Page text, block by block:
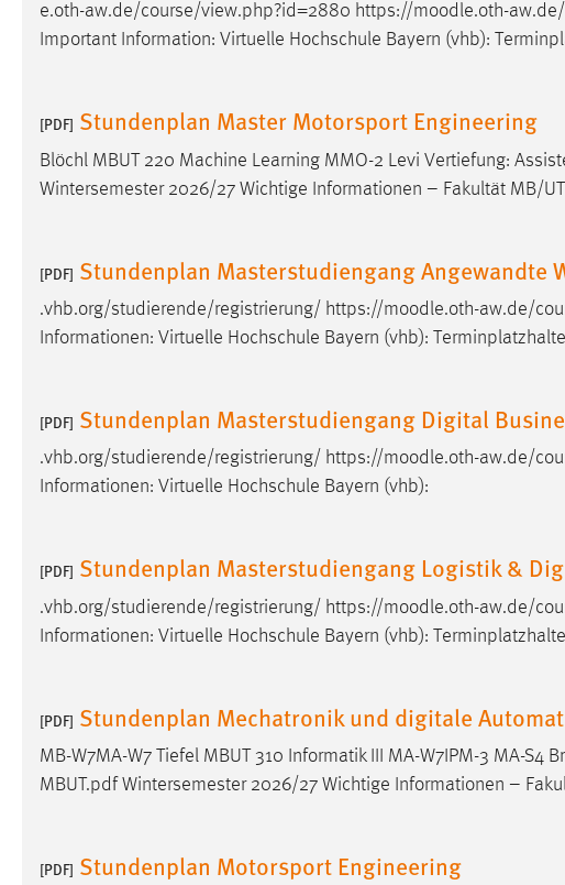
e.oth-aw.de/course/view.php?id=2880 https://moodle.oth-
Important Information: Virtuelle Hochschule Bayern (vhb):
[PDF] Stundenplan Master Motorsport Engineering
Blöchl MBUT 220 Machine Learning MMO-2 Levi Vertiefung:
Wintersemester 2026/27 Wichtige Informationen – Fakultät MB/
[PDF] Stundenplan Masterstudiengang Angewandte
.vhb.org/studierende/registrierung/ https://moodle.oth-aw.de/
Informationen: Virtuelle Hochschule Bayern (vhb):
[PDF] Stundenplan Masterstudiengang Digital
.vhb.org/studierende/registrierung/ https://moodle.oth-aw.de/
Informationen: Virtuelle Hochschule Bayern (vhb):
[PDF] Stundenplan Masterstudiengang Logistik &
.vhb.org/studierende/registrierung/ https://moodle.oth-aw.de/
Informationen: Virtuelle Hochschule Bayern (vhb):
[PDF] Stundenplan Mechatronik und digitale
MB-W7MA-W7 Tiefel MBUT 310 Informatik III MA-W7IPM-3 MA-S4
MBUT.pdf Wintersemester 2026/27 Wichtige Informationen –
[PDF] Stundenplan Motorsport Engineering
Name:
Zweck: Conversion-Tracking
Cookie Laufzeit: 3 Monate
Name: _fbp
Anbieter: Facebook
Zweck: Conversion-Tracking
EXTERNE MEDIEN
externen Medien Cookies gesetzt.
YouTube